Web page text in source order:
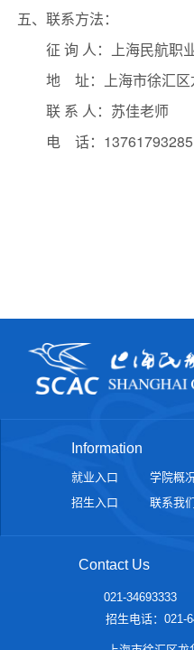
五、联系方法：
征 询 人：上海民航职
地
址：上海市徐汇
联 系 人：苏佳老师
电
话： 13761793285
Information
就业入口
学院概
招生入口
联系我们
Contact Us
021-34693333
招生电话：021-